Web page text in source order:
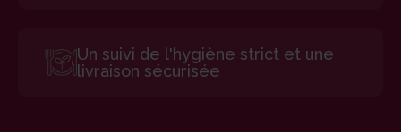
Un suivi de l'hygiène strict et une
livraison sécurisée